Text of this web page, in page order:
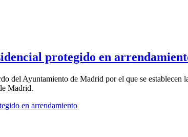
protegido en
Ayuntamiento de Madrid por el que se establecen
Madrid.
en arrendamiento